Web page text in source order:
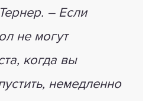
– Если
не могут
когда вы
немедленно